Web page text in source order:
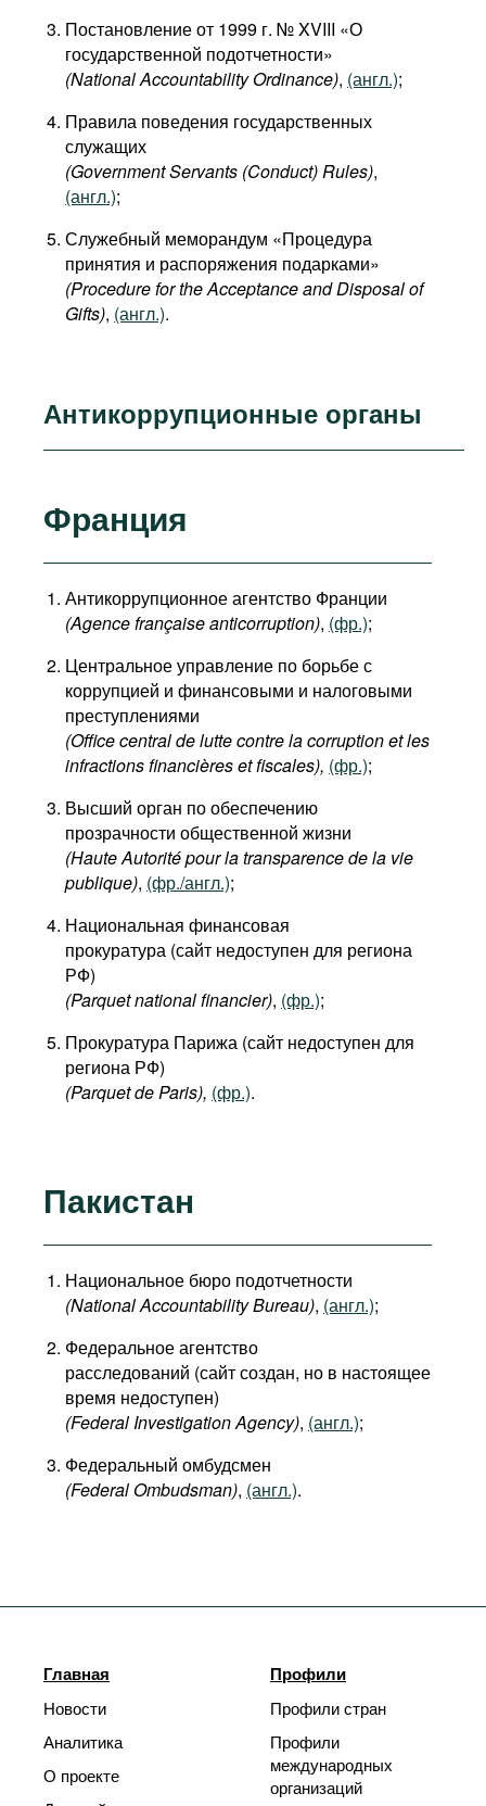
Постановление от 1999 г. № XVIII «О
государственной подотчетности»
(National Accountability Ordinance), (англ.);
Правила поведения государственных
служащих
(Government Servants (Conduct) Rules),
(англ.);
Служебный меморандум «Процедура
принятия и распоряжения подарками»
(Procedure for the Acceptance and Disposal of
Gifts), (англ.).
Антикоррупционные органы
Франция
Антикоррупционное агентство Франции
(Agence française anticorruption), (фр.);
Центральное управление по борьбе с
коррупцией и финансовыми и налоговыми
преступлениями
(Office central de lutte contre la corruption et les
infractions financières et fiscales), (фр.);
Высший орган по обеспечению
прозрачности общественной жизни
(Haute Autorité pour la transparence de la vie
publique), (фр./англ.);
Национальная финансовая
прокуратура (сайт недоступен для региона
РФ)
(Parquet national financier), (фр.);
Прокуратура Парижа (сайт недоступен для
региона РФ)
(Parquet de Paris), (фр.).
Пакистан
Национальное бюро подотчетности
(NationalAccountabilityBureau), (англ.);
Федеральное агентство
расследований (сайт создан, но в настоящее
время недоступен)
(Federal Investigation Agency), (англ.);
Федеральный омбудсмен
(Federal Ombudsman), (англ.).
Главная
Новости
Аналитика
О проекте
Профили
Профили стран
Профили
международных
организаций